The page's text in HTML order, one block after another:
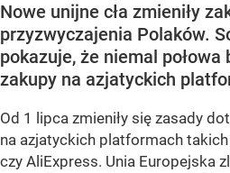
Nowe unijne cła zmieniły
przyzwyczajenia Polaków.
pokazuje, że niemal połowa
zakupy na azjatyckich
Od 1 lipca zmieniły się zasady
na azjatyckich platformach takich
czy AliExpress. Unia Europejska